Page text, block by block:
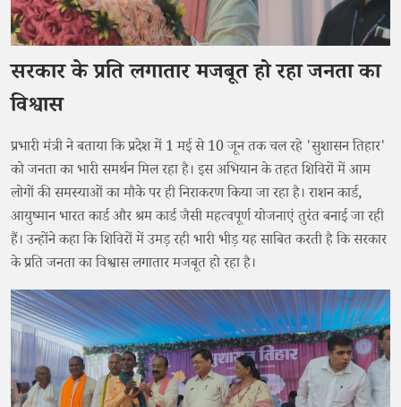
सरकार के प्रति लगातार मजबूत हो रहा जनता का
विश्वास
​प्रभारी मंत्री ने बताया कि प्रदेश में 1 मई से 10 जून तक चल रहे 'सुशासन तिहार'
को जनता का भारी समर्थन मिल रहा है। इस अभियान के तहत शिविरों में आम
लोगों की समस्याओं का मौके पर ही निराकरण किया जा रहा है। राशन कार्ड,
आयुष्मान भारत कार्ड और श्रम कार्ड जैसी महत्वपूर्ण योजनाएं तुरंत बनाई जा रही
हैं। उन्होंने कहा कि शिविरों में उमड़ रही भारी भीड़ यह साबित करती है कि सरकार
के प्रति जनता का विश्वास लगातार मजबूत हो रहा है।